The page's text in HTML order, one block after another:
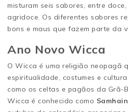
misturam seis sabores, entre
agridoce. Os diferentes sabores
bons e maus que fazem parte da
Ano Novo Wicca
O Wicca é uma religião neopagã
espiritualidade, costumes e
como os celtas e pagãos da Grã-
Wicca é conhecido como Samhain